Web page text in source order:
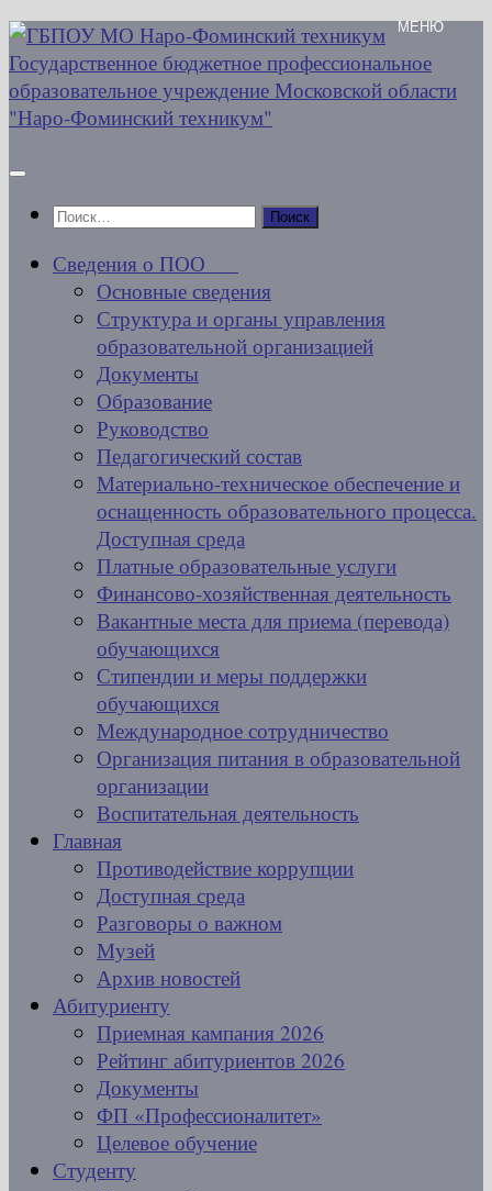
Перейти
к
содержимому
Найти:
Сведения о ПОО
Основные сведения
Структура и органы управления
образовательной организацией
Документы
Образование
Руководство
Педагогический состав
Материально-техническое обеспечение и
оснащенность образовательного процесса.
Доступная среда
Платные образовательные услуги
Финансово-хозяйственная деятельность
Вакантные места для приема (перевода)
обучающихся
Стипендии и меры поддержки
обучающихся
Международное сотрудничество
Организация питания в образовательной
организации
Воспитательная деятельность
Главная
Противодействие коррупции
Доступная среда
Разговоры о важном
Музей
Архив новостей
Абитуриенту
Приемная кампания 2026
Рейтинг абитуриентов 2026
Документы
ФП «Профессионалитет»
Целевое обучение
Студенту